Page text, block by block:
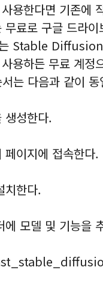
사용한다면 기존
료로 구글 드라
Stable
사용하든 무료 계
는 다음과 같이 동
생성한다.
이지에 접속한다.
치한다.
모델 및 기능을